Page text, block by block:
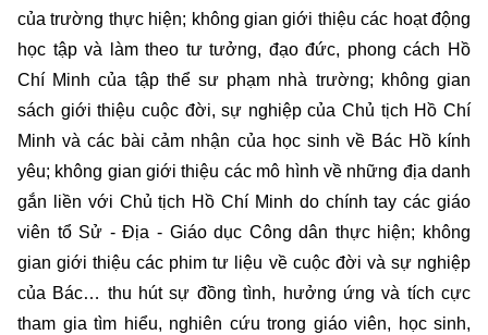
của trường thực hiện; không gian giới thiệu các hoạt động
học tập và làm theo tư tưởng, đạo đức, phong cách Hồ
Chí Minh của tập thể sư phạm nhà trường; không gian
sách giới thiệu cuộc đời, sự nghiệp của Chủ tịch Hồ Chí
Minh và các bài cảm nhận của học sinh về Bác Hồ kính
yêu; không gian giới thiệu các mô hình về những địa danh
gắn liền với Chủ tịch Hồ Chí Minh do chính tay các giáo
viên tổ Sử - Địa - Giáo dục Công dân thực hiện; không
gian giới thiệu các phim tư liệu về cuộc đời và sự nghiệp
của Bác… thu hút sự đồng tình, hưởng ứng và tích cực
tham gia tìm hiểu, nghiên cứu trong giáo viên, học sinh,